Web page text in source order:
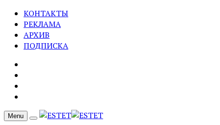
КОНТАКТЫ
РЕКЛАМА
АРХИВ
ПОДПИСКА
Menu